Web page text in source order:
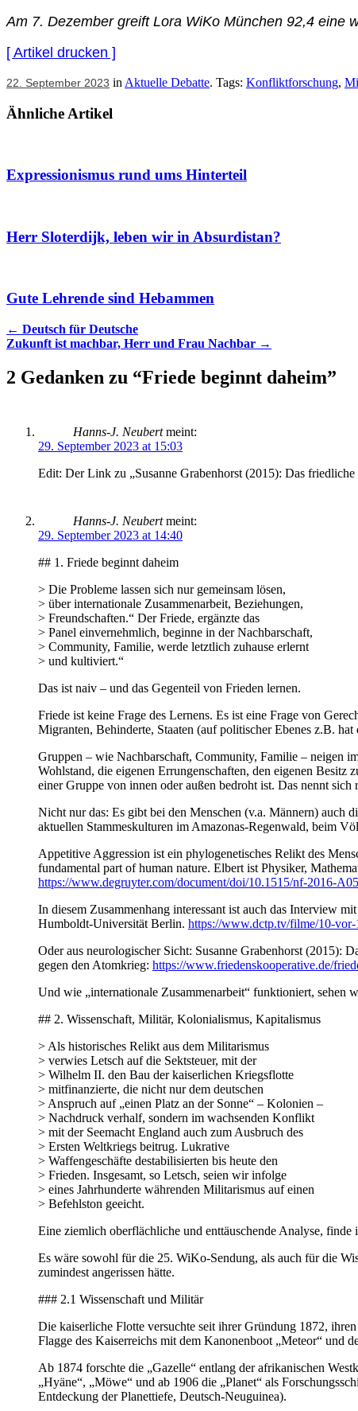
Am 7. Dezember greift Lora WiKo München 92,4 eine
[ Artikel drucken ]
22. September 2023 in Aktuelle Debatte. Tags: Konfliktforschung,
Ähnliche Artikel
Expressionismus rund ums Hinterteil
Herr Sloterdijk, leben wir in Absurdistan?
Gute Lehrende sind Hebammen
Artikel
Navigation
← Deutsch für Deutsche
Zukunft ist machbar, Herr und Frau Nachbar →
2 Gedanken zu “Friede beginnt daheim”
Hanns-J. Neubert meint:
29. September 2023 at 15:03
Edit: Der Link zu „Susanne Grabenhorst (2015): Das
Hanns-J. Neubert meint:
29. September 2023 at 14:40
## 1. Friede beginnt daheim
> Die Probleme lassen sich nur gemeinsam lösen,
> über internationale Zusammenarbeit, Beziehungen,
> Freundschaften.“ Der Friede, ergänzte das
> Panel einvernehmlich, beginne in der Nachbarschaft,
> Community, Familie, werde letztlich zuhause erlernt
> und kultiviert.“
Das ist naiv – und das Gegenteil von Frieden lernen.
Friede ist keine Frage des Lernens. Es ist eine Frage von
Migranten, Behinderte, Staaten (auf politischer Ebenes z.B.
Gruppen – wie Nachbarschaft, Community, Familie – neigen
Wohlstand, die eigenen Errungenschaften, den eigenen
einer Gruppe von innen oder außen bedroht ist. Das nennt sich
Nicht nur das: Es gibt bei den Menschen (v.a. Männern) auch
aktuellen Stammeskulturen im Amazonas-Regenwald, beim
Appetitive Aggression ist ein phylogenetisches Relikt des
fundamental part of human nature. Elbert ist Physiker,
https://www.degruyter.com/document/doi/10.1515/nf-2016-
In diesem Zusammenhang interessant ist auch das Interview
Humboldt-Universität Berlin. https://www.dctp.tv/filme/10-vor-
Oder aus neurologischer Sicht: Susanne Grabenhorst (2015):
gegen den Atomkrieg: https://www.friedenskooperative.de/
Und wie „internationale Zusammenarbeit“ funktioniert, sehen
## 2. Wissenschaft, Militär, Kolonialismus, Kapitalismus
> Als historisches Relikt aus dem Militarismus
> verwies Letsch auf die Sektsteuer, mit der
> Wilhelm II. den Bau der kaiserlichen Kriegsflotte
> mitfinanzierte, die nicht nur dem deutschen
> Anspruch auf „einen Platz an der Sonne“ – Kolonien –
> Nachdruck verhalf, sondern im wachsenden Konflikt
> mit der Seemacht England auch zum Ausbruch des
> Ersten Weltkriegs beitrug. Lukrative
> Waffengeschäfte destabilisierten bis heute den
> Frieden. Insgesamt, so Letsch, seien wir infolge
> eines Jahrhunderte währenden Militarismus auf einen
> Befehlston geeicht.
Eine ziemlich oberflächliche und enttäuschende Analyse, finde
Es wäre sowohl für die 25. WiKo-Sendung, als auch für die
zumindest angerissen hätte.
### 2.1 Wissenschaft und Militär
Die kaiserliche Flotte versuchte seit ihrer Gründung 1872,
Flagge des Kaiserreichs mit dem Kanonenboot „Meteor“ und
Ab 1874 forschte die „Gazelle“ entlang der afrikanischen
„Hyäne“, „Möwe“ und ab 1906 die „Planet“ als
Entdeckung der Planettiefe, Deutsch-Neuguinea).